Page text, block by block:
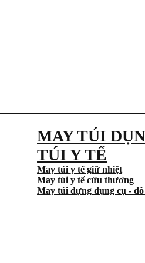
MAY TÚI
TÚI Y TẾ
May túi y tế giữ nhiệt
May túi y tế cứu thương
May túi đựng dụng cụ - đồ